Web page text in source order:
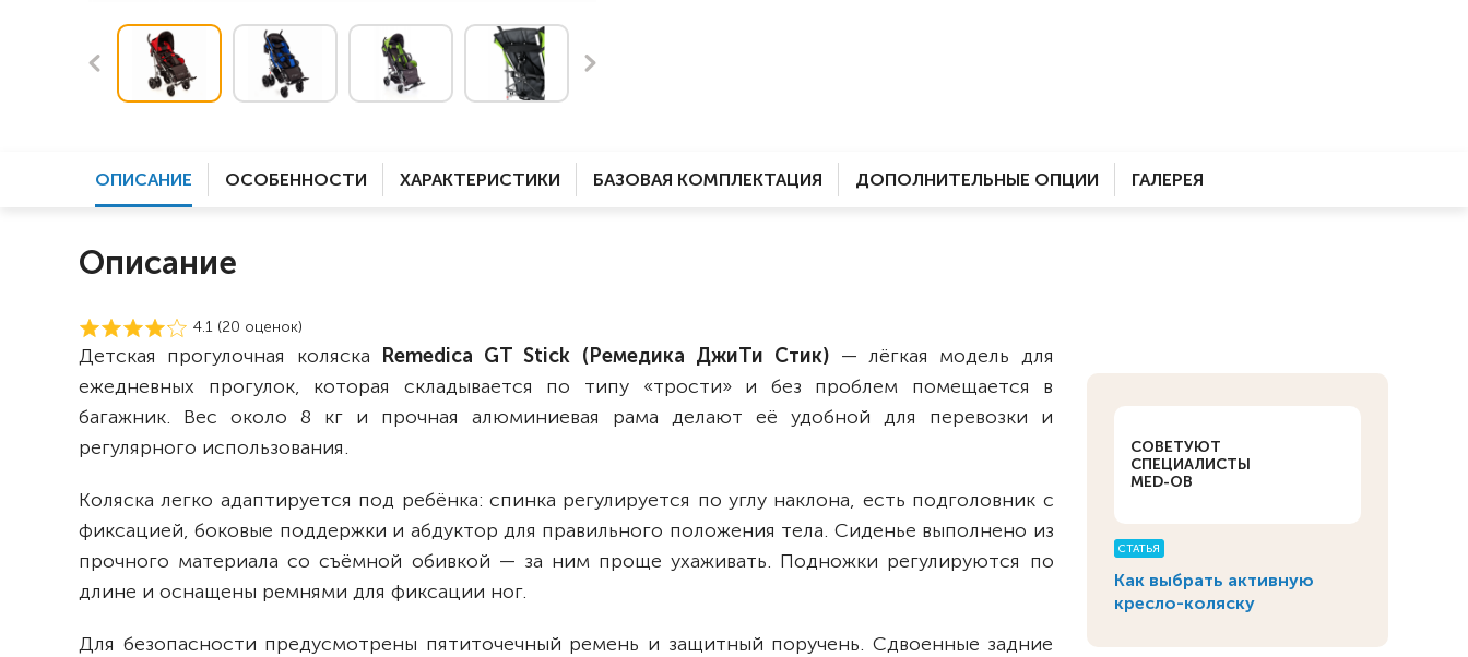
электроприводом
Скутеры
Оборудование с туалетом
колясок
Вертикализаторы
Кровати для дома
Кислородное оборудование
Для бассейна
Для ванны
Для дома
ОПИСАНИЕ ОСОБЕННОСТИ ХАРАКТЕРИСТИКИ БАЗОВАЯ КОМПЛЕКТАЦИЯ ДОПОЛНИТЕЛЬНЫЕ ОПЦИИ ГАЛЕРЕЯ
Описание
4.1 (20 оценок)
СОВЕТУЮТ
СПЕЦИАЛИСТЫ
MED-OB
СТАТЬЯ
Как выбрать активную
кресло-коляску
Детская прогулочная коляска Remedica GT Stick (Ремедика ДжиТи Стик) — лёгкая модель для
ежедневных прогулок, которая складывается по типу «трости» и без проблем помещается в
багажник. Вес около 8 кг и прочная алюминиевая рама делают её удобной для перевозки и
регулярного использования.
Коляска легко адаптируется под ребёнка: спинка регулируется по углу наклона, есть подголовник с
фиксацией, боковые поддержки и абдуктор для правильного положения тела. Сиденье выполнено из
прочного материала со съёмной обивкой — за ним проще ухаживать. Подножки регулируются по
длине и оснащены ремнями для фиксации ног.
Для безопасности предусмотрены пятиточечный ремень и защитный поручень. Сдвоенные задние